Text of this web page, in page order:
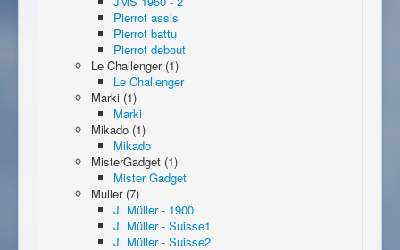
Pierrot assis
Pierrot battu
Pierrot debout
Le Challenger (1)
Le Challenger
Marki (1)
Marki
Mikado (1)
Mikado
MisterGadget (1)
Mister Gadget
Muller (7)
J. Müller - 1900
J. Müller - Suisse1
J. Müller - Suisse2